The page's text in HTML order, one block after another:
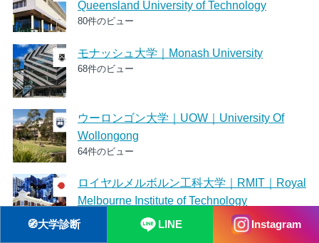
🧭大学診断 LINE Instagram
Queensland University of Technology
80件のビュー
モナッシュ大学｜Monash University
68件のビュー
ウーロンゴン大学｜UOW｜University Of
Wollongong
64件のビュー
ロイヤルメルボルン工科大学｜RMIT｜Royal
Melbourne Institute of Technology